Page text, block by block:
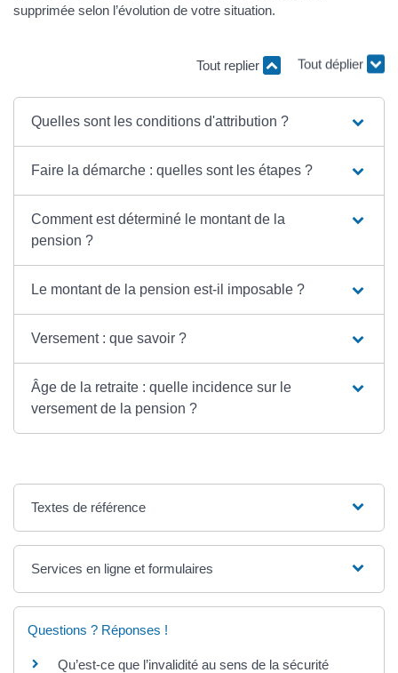
supprimée selon l’évolution de votre situation.
Tout replier Tout déplier
Quelles sont les conditions d'attribution ?
Faire la démarche : quelles sont les étapes ?
Comment est déterminé le montant de la
pension ?
Le montant de la pension est-il imposable ?
Versement : que savoir ?
Âge de la retraite : quelle incidence sur le
versement de la pension ?
Textes de référence
Services en ligne et formulaires
Questions ? Réponses !
Qu’est-ce que l’invalidité au sens de la sécurité